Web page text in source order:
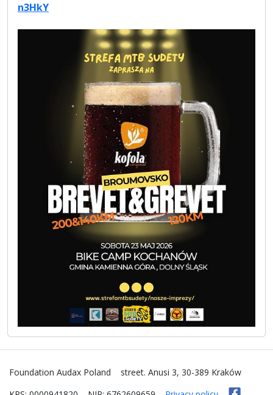
n3HkY
Foundation Audax Poland
street. Anusi 3, 30-389 Kraków